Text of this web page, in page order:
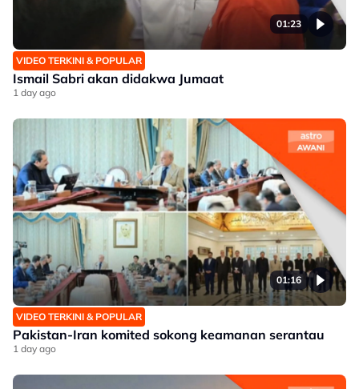
01:23
VIDEO TERKINI & POPULAR
Ismail Sabri akan didakwa Jumaat
1 day ago
01:16
VIDEO TERKINI & POPULAR
Pakistan-Iran komited sokong keamanan serantau
1 day ago